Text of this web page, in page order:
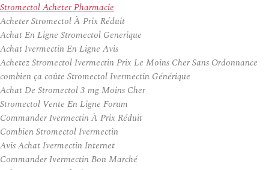
Stromectol Acheter Pharmacie
Acheter Stromectol À Prix Réduit
Achat En Ligne Stromectol Generique
Achat Ivermectin En Ligne Avis
Achetez Stromectol Ivermectin Prix Le Moins Cher Sans Ordonnance
combien ça coûte Stromectol Ivermectin Générique
Achat De Stromectol 3 mg Moins Cher
Stromectol Vente En Ligne Forum
Commander Ivermectin À Prix Réduit
Combien Stromectol Ivermectin
Avis Achat Ivermectin Internet
Commander Ivermectin Bon Marché